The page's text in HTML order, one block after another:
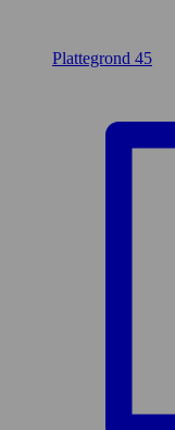
Plattegrond 45